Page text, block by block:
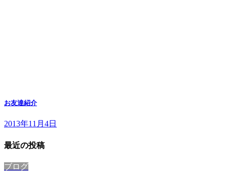
お友達紹介
2013年11月4日
最近の投稿
ブログ